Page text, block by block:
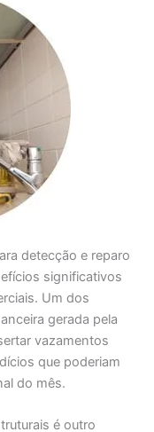
detecção e reparo
significativos
Um dos
gerada pela
vazamentos
que poderiam
do mês.
é outro